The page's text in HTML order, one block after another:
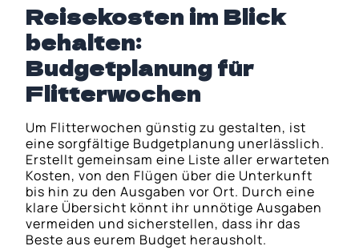
Reisekosten im Blick
behalten:
Budgetplanung für
Flitterwochen
Um Flitterwochen günstig zu gestalten, ist
eine sorgfältige Budgetplanung unerlässlich.
Erstellt gemeinsam eine Liste aller erwarteten
Kosten, von den Flügen über die Unterkunft
bis hin zu den Ausgaben vor Ort. Durch eine
klare Übersicht könnt ihr unnötige Ausgaben
vermeiden und sicherstellen, dass ihr das
Beste aus eurem Budget herausholt.